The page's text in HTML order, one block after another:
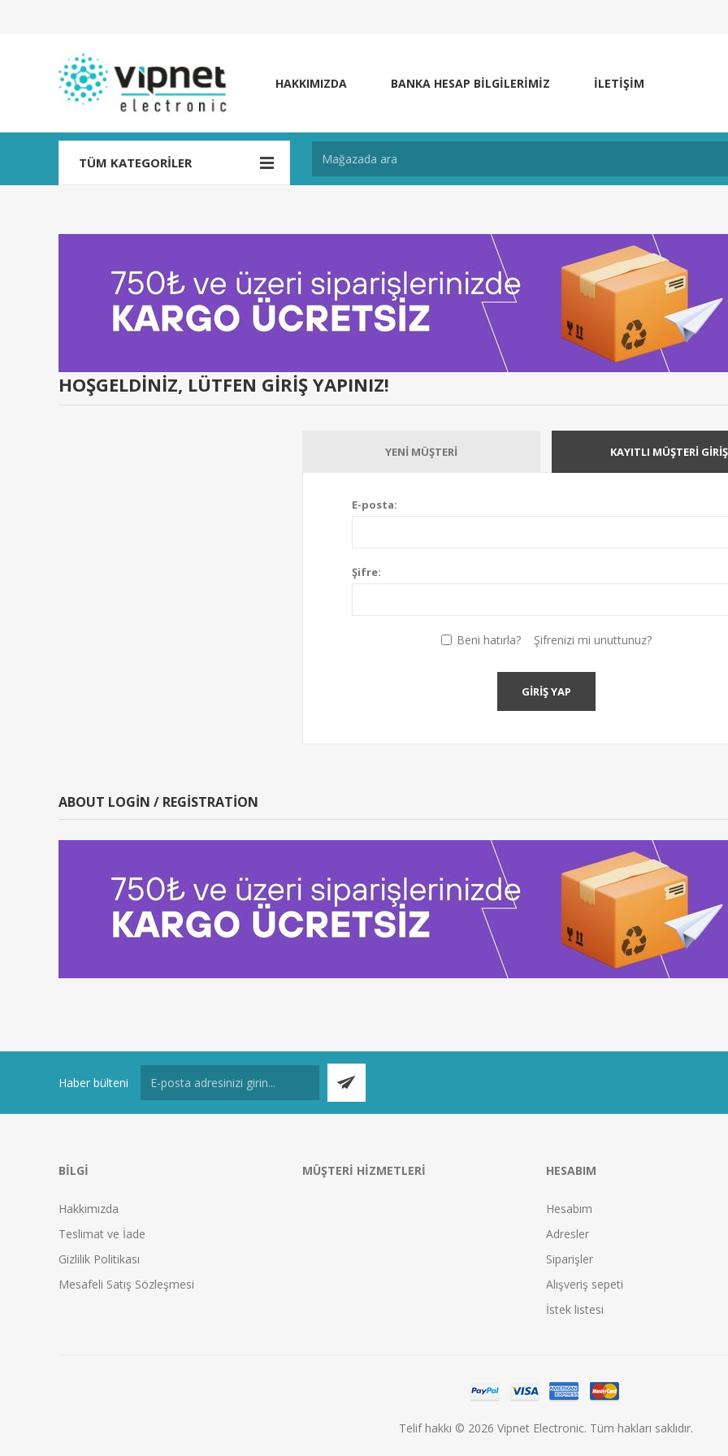
HAKKIMIZDA BANKA HESAP BILGILERIMIZ İLETIŞIM
TÜM KATEGORILER
HOŞGELDINIZ, LÜTFEN GIRIŞ YAPINIZ!
YENI MÜŞTERI KAYITLI MÜŞTERI
E-posta:
Şifre:
Beni hatırla? Şifrenizi mi unuttunuz?
GIRIŞ YAP
ABOUT LOGIN / REGISTRATION
Haber bülteni
BILGI
Hakkımızda
Teslimat ve İade
Gizlilik Politikası
Mesafeli Satış Sözleşmesi
MÜŞTERI HIZMETLERI HESABIM
Hesabım
Adresler
Siparişler
Alışveriş sepeti
İstek listesi
Telif hakkı © 2026 Vipnet Electronic. Tüm hakları saklıdır.